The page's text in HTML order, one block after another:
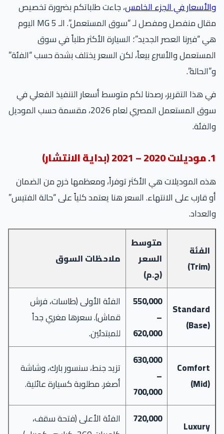
والأسعار في الجزء الخامس، جاءت طلباتكم بضرورة تخصيص
مقال منفصل ومفصل لـ “سوق المستعمل”. الـ MG 5 اليوم
هي “فيرنا العصر الجديد”؛ السيارة الأكثر طلباً في سوق
المستعمل والأسرع بيعاً، لكن السعر يختلف بشدة حسب “الفئة”
و”الحالة”.
في هذا التقرير، رصدنا لكم متوسط أسعار التنفيذ الفعلي في
سوق المستعمل المصري لعام 2026، مقسمة حسب الموديل
والفئة.
1. موديلات 2020 – 2021 (بداية الانتشار)
هذه الموديلات هي الأكثر توفراً، ومعظمها خرج من الضمان
أو قارب على الانتهاء. السعر هنا يعتمد كلياً على “حالة الفتيس”
والعداد.
الفئة
(Trim)
متوسط
السعر
(ج.م)
ملاحظات السوق
Standard
(Base)
550,000
–
620,000
الفئة الأولى (طاسات، فرش
قماش). سعرها مغري جداً
للمبتدئين.
Comfort
(Mid)
630,000
–
700,000
تزيد جنط، سنسور بارك، وشاشة
أصغر. مطلوبة كسيارة عائلية.
Luxury
720,000
الفئة الأعلى (فتحة سقف،